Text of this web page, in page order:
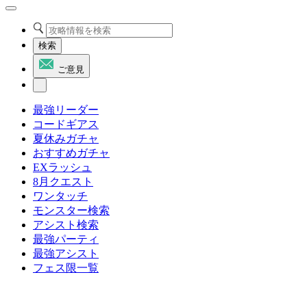
検索
ご意見
最強リーダー
コードギアス
夏休みガチャ
おすすめガチャ
EXラッシュ
8月クエスト
ワンタッチ
モンスター検索
アシスト検索
最強パーティ
最強アシスト
フェス限一覧